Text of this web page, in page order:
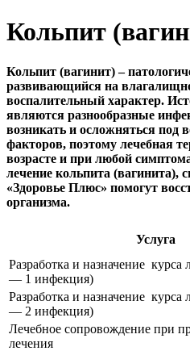
Кольпит
Кольпит (вагинит) –
развивающийся на
воспалительный характер.
являются разнообразные
возникать и осложняться под
факторов, поэтому лечебная
возрасте и при любой
лечение кольпита (вагинита),
«Здоровье Плюс» помогут
организма.
Услуга
Разработка и назначение
— 1 инфекция)
Разработка и назначение
— 2 инфекция)
Лечебное сопровождение при
лечения